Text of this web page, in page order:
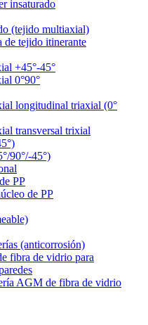
insaturado
(tejido multiaxial)
de tejido itinerante
+45°-45°
0°90°
longitudinal triaxial (0°
transversal trixial
90°/-45°)
PP
de PP
(anticorrosión)
fibra de vidrio para
AGM de fibra de vidrio